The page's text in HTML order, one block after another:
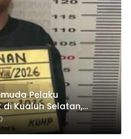
Pelaku
Kualuh Selatan,
Beri Uang ke